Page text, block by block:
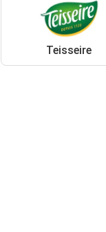
Teisseire